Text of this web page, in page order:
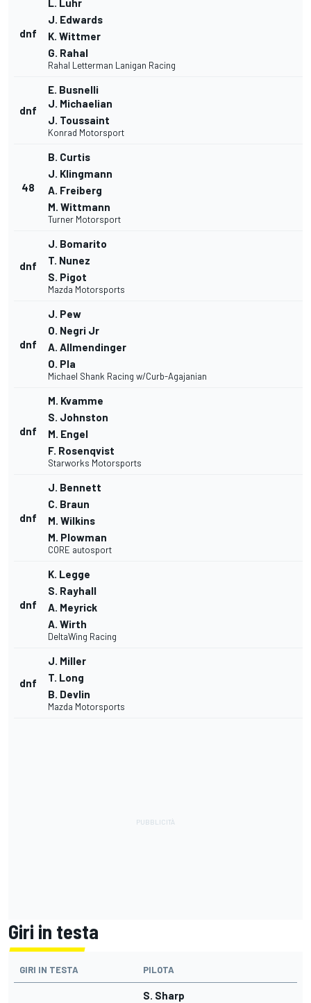
dnf
L. Luhr
J. Edwards
K. Wittmer
G. Rahal
Rahal Letterman Lanigan Racing
dnf
E. Busnelli
J. Michaelian
J. Toussaint
Konrad Motorsport
48
B. Curtis
J. Klingmann
A. Freiberg
M. Wittmann
Turner Motorsport
dnf
J. Bomarito
T. Nunez
S. Pigot
Mazda Motorsports
dnf
J. Pew
O. Negri Jr
A. Allmendinger
O. Pla
Michael Shank Racing w/Curb-Agajanian
dnf
M. Kvamme
S. Johnston
M. Engel
F. Rosenqvist
Starworks Motorsports
dnf
J. Bennett
C. Braun
M. Wilkins
M. Plowman
CORE autosport
dnf
K. Legge
S. Rayhall
A. Meyrick
A. Wirth
DeltaWing Racing
dnf
J. Miller
T. Long
B. Devlin
Mazda Motorsports
Giri in testa
GIRI IN TESTA PILOTA
S. Sharp